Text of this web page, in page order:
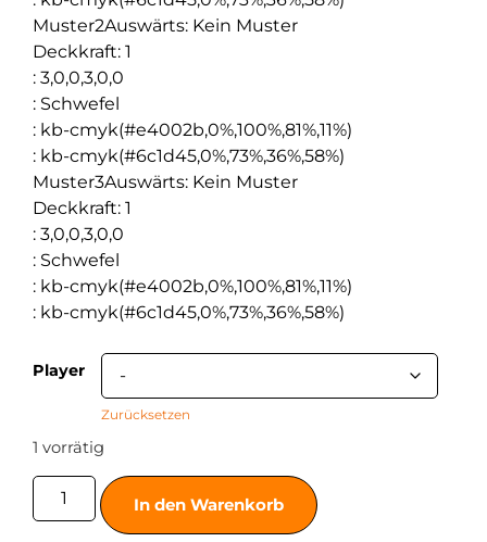
Muster2Auswärts: Kein Muster
Deckkraft: 1
: 3,0,0,3,0,0
: Schwefel
: kb-cmyk(#e4002b,0%,100%,81%,11%)
: kb-cmyk(#6c1d45,0%,73%,36%,58%)
Muster3Auswärts: Kein Muster
Deckkraft: 1
: 3,0,0,3,0,0
: Schwefel
: kb-cmyk(#e4002b,0%,100%,81%,11%)
: kb-cmyk(#6c1d45,0%,73%,36%,58%)
Player
Zurücksetzen
1 vorrätig
In den Warenkorb